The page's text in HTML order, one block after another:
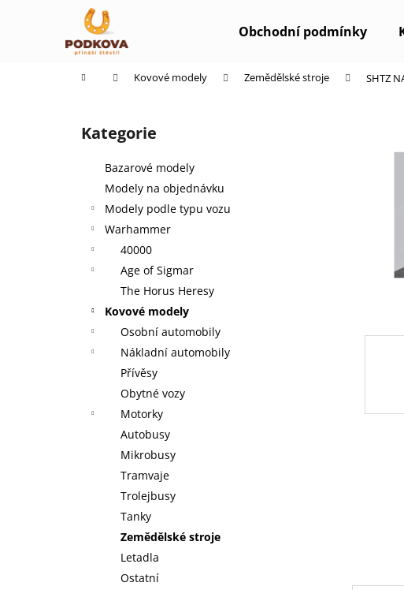
Obchodní podmínky
Domů Kovové modely Zemědělské stroje SHTZ
Přeskočit
kategorie
Kategorie
Bazarové modely
Modely na objednávku
Modely podle typu vozu
Warhammer
40000
Age of Sigmar
The Horus Heresy
Kovové modely
Osobní automobily
Nákladní automobily
Přívěsy
Obytné vozy
Motorky
Autobusy
Mikrobusy
Tramvaje
Trolejbusy
Tanky
Zemědělské stroje
Letadla
Ostatní
Zpět
Zpět
Co
KOUZELNÉ DETSTVÍ ANNY A ELSY -
KNIHA S FIGURKOU KOUZELNÉ AUDIO
POHÁDKY DISNEY #117 - DEAGOSTINI
KOUZELNÉ DETSTVÍ ANNY A ELSY -
DEAGOSTINI
269 Kč
269 Kč